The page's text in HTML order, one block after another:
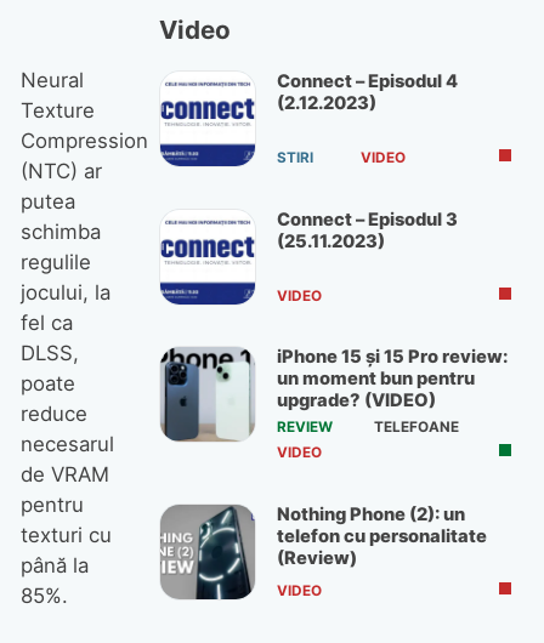
Neural
Texture
Compression
(NTC) ar
putea
schimba
regulile
jocului, la
fel ca
DLSS,
poate
reduce
necesarul
de VRAM
pentru
texturi cu
până la
85%.
Video
Connect – Episodul 4
(2.12.2023)
STIRI VIDEO
Connect – Episodul 3
(25.11.2023)
VIDEO
iPhone 15 și 15 Pro review:
un moment bun pentru
upgrade? (VIDEO)
REVIEW
TELEFOANE
VIDEO
Nothing Phone (2): un
telefon cu personalitate
(Review)
VIDEO